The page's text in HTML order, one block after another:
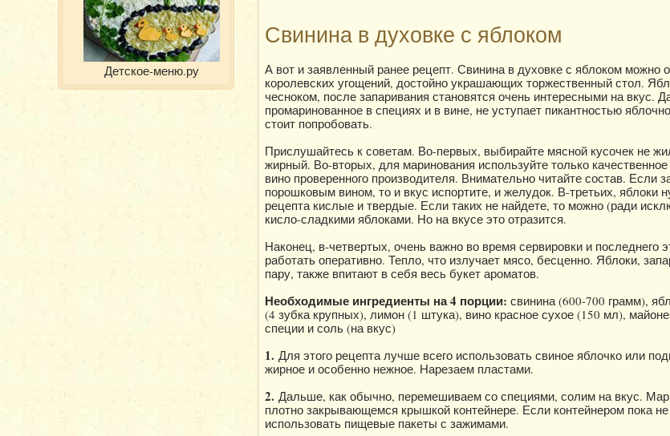
Свинина в духовке с яблоком
А вот и заявленный ранее рецепт. Свинина в духовке с яблоком можно
королевских угощений, достойно украшающих торжественный стол.
чесноком, после запаривания становятся очень интересными на вкус.
промаринованное в специях и в вине, не уступает пикантностью
стоит попробовать.
Прислушайтесь к советам. Во-первых, выбирайте мясной кусочек не
жирный. Во-вторых, для маринования используйте только
вино проверенного производителя. Внимательно читайте состав. Если
порошковым вином, то и вкус испортите, и желудок. В-третьих, яблоки
рецепта кислые и твердые. Если таких не найдете, то можно (ради
кисло-сладкими яблоками. Но на вкусе это отразится.
Наконец, в-четвертых, очень важно во время сервировки и последнего
работать оперативно. Тепло, что излучает мясо, бесценно. Яблоки,
пару, также впитают в себя весь букет ароматов.
Необходимые ингредиенты на 4 порции: свинина (600-700 грамм),
(4 зубка крупных), лимон (1 штука), вино красное сухое (150 мл),
специи и соль (на вкус)
1. Для этого рецепта лучше всего использовать свиное яблочко или
жирное и особенно нежное. Нарезаем пластами.
2. Дальше, как обычно, перемешиваем со специями, солим на вкус.
плотно закрывающемся крышкой контейнере. Если контейнером пока
использовать пищевые пакеты с зажимами.
Детское-меню.ру